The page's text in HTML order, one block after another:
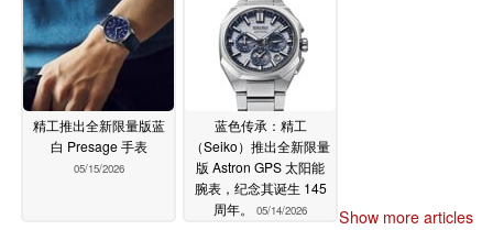
精工推出全新限量版蓝
白 Presage 手表
05/15/2026
蓝色传承：精工
（Seiko）推出全新限量
版 Astron GPS 太阳能
腕表，纪念其诞生 145
周年。
05/14/2026 Show more articles